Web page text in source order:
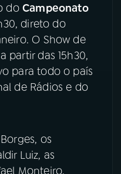
Facebook
X
doCampeonato
direto do
O Show de
partir das 15h30,
para todo o país
de Rádios e do
os
Luiz, as
Monteiro,